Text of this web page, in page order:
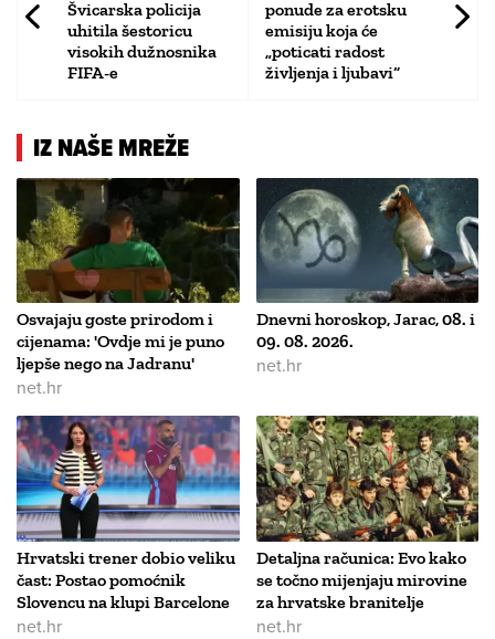
Švicarska policija
uhitila šestoricu
visokih dužnosnika
FIFA-e
ponude za erotsku
emisiju koja će
„poticati radost
življenja i ljubavi“
IZ NAŠE MREŽE
Osvajaju goste prirodom i
cijenama: 'Ovdje mi je puno
ljepše nego na Jadranu'
net.hr
Dnevni horoskop, Jarac, 08. i
09. 08. 2026.
net.hr
Hrvatski trener dobio veliku
čast: Postao pomoćnik
Slovencu na klupi Barcelone
net.hr
Detaljna računica: Evo kako
se točno mijenjaju mirovine
za hrvatske branitelje
net.hr